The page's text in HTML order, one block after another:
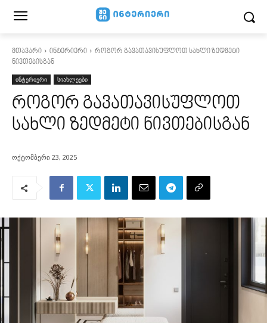
მთავარი ინტერიერი
როგორ გავათავისუფლოთ სახლი ზედმეტი
ნივთებისგან
ინტერიერი სიახლეები
როგორ გავათავისუფლოთ
სახლი ზედმეტი ნივთებისგან
ოქტომბერი 23, 2025